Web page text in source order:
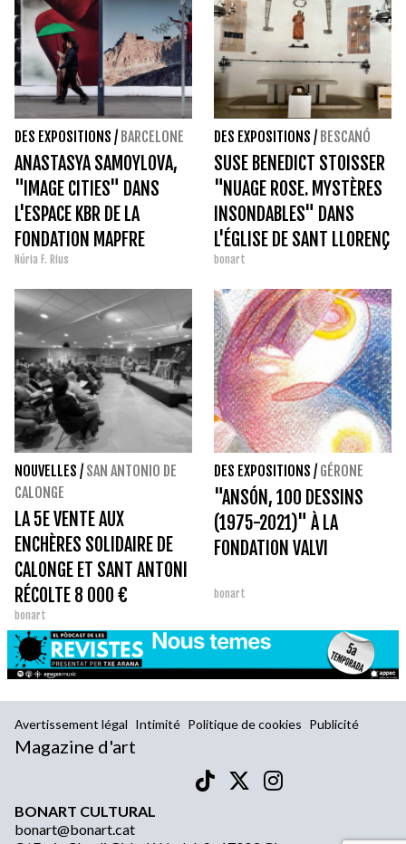
DES EXPOSITIONS / BARCELONE
ANASTASYA SAMOYLOVA,
"IMAGE CITIES" DANS
L'ESPACE KBR DE LA
FONDATION MAPFRE
Núria F. Rius
DES EXPOSITIONS / BESCANÓ
SUSE BENEDICT STOISSER
"NUAGE ROSE. MYSTÈRES
INSONDABLES" DANS
L'ÉGLISE DE SANT LLORENÇ
bonart
NOUVELLES / SAN ANTONIO DE
CALONGE
LA 5E VENTE AUX
ENCHÈRES SOLIDAIRE DE
CALONGE ET SANT ANTONI
RÉCOLTE 8 000 €
bonart
DES EXPOSITIONS / GÉRONE
"ANSÓN, 100 DESSINS
(1975-2021)" À LA
FONDATION VALVI
bonart
Avertissement légal Intimité Politique de cookies Publicité
Magazine d'art
BONART CULTURAL
bonart@bonart.cat